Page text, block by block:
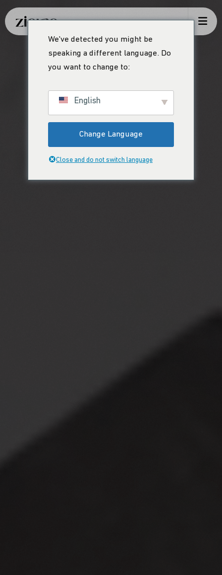
We've detected you might be
speaking a different language. Do
you want to change to:
English
Change Language
Close and do not switch language